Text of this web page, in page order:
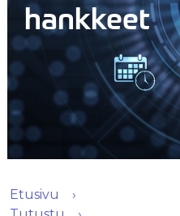
hankkeet
Etusivu